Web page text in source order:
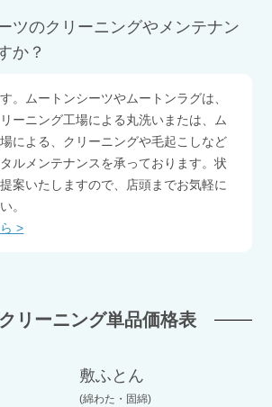
ツのクリーニングやメンテナン
か？
。ムートンシーツやムートンラグは、
ーニング工場による丸洗いまたは、ム
による、クリーニングや毛起こしなど
ルメンテナンスを承っております。状
案いたしますので、店頭までお気軽に
。
>
リーニング単品価格表
敷ふとん
(綿わた・固綿)